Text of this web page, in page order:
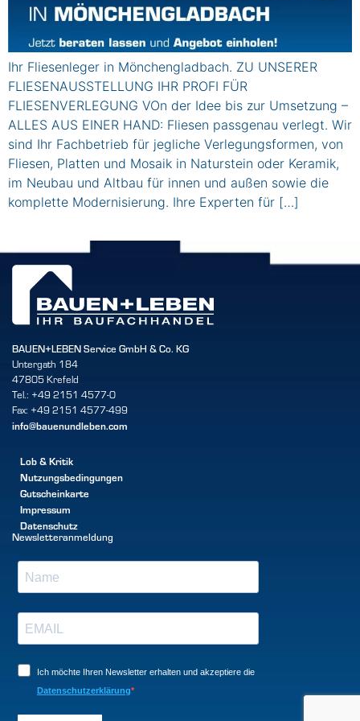
Ihr Fliesenleger in Mönchengladbach. ZU UNSERER
FLIESENAUSSTELLUNG IHR PROFI FÜR
FLIESENVERLEGUNG VOn der Idee bis zur Umsetzung –
ALLES AUS EINER HAND: Fliesen passgenau verlegt. Wir
sind Ihr Fachbetrieb für jegliche Verlegungsformen, von
Fliesen, Platten und Mosaik in Naturstein oder Keramik,
im Neubau und Altbau für innen und außen sowie die
komplette Modernisierung. Ihre Experten für […]
BAUEN+LEBEN Service GmbH & Co. KG
Untergath 184
47805 Krefeld
Tel.: +49 2151 4577-0
Fax: +49 2151 4577-499
info@bauenundleben.com
Lob & Kritik
Nutzungsbedingungen
Gutscheinkarte
Impressum
Datenschutz
Newsletteranmeldung
Ich möchte Ihren Newsletter erhalten und akzeptiere die
Datenschutzerklärung